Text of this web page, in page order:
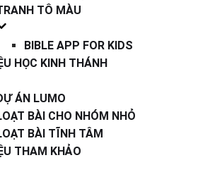
TÔ MÀU
BIBLE APP FOR KIDS
HỌC KINH THÁNH
ÁN LUMO
BÀI CHO NHÓM NHỎ
BÀI TĨNH TÂM
THAM KHẢO